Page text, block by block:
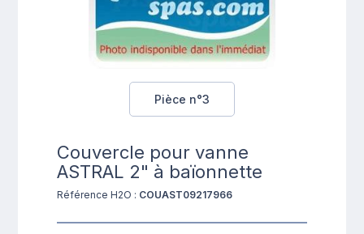
Pièce n°3
Couvercle pour vanne
ASTRAL 2" à baïonnette
Référence H2O : COUAST09217966